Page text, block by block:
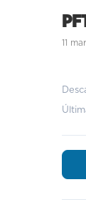
11